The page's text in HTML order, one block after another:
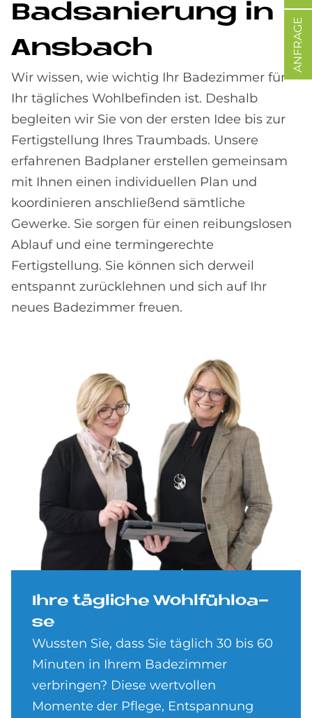
Bad­sa­nie­rung in
Ans­bach
Wir wissen, wie wichtig Ihr Badezimmer für
Ihr tägliches Wohlbefinden ist. Deshalb
begleiten wir Sie von der ersten Idee bis zur
Fertigstellung Ihres Traumbads. Unsere
erfahrenen Badplaner erstellen gemeinsam
mit Ihnen einen individuellen Plan und
koordinieren anschließend sämtliche
Gewerke. Sie sorgen für einen reibungslosen
Ablauf und eine termingerechte
Fertigstellung. Sie können sich derweil
entspannt zurücklehnen und sich auf Ihr
neues Badezimmer freuen.
Ihre täg­li­che Wohl­fühlo­a­
se
Wussten Sie, dass Sie täglich 30 bis 60
Minuten in Ihrem Badezimmer
verbringen? Diese wertvollen
Momente der Pflege, Entspannung
ANFRAGE